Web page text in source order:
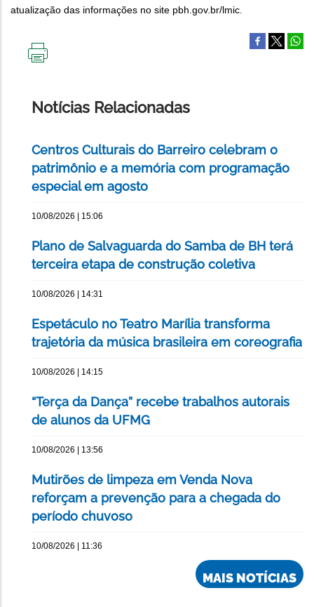
atualização das informações no site pbh.gov.br/lmic.
Notícias Relacionadas
Centros Culturais do Barreiro celebram o
patrimônio e a memória com programação
especial em agosto
10/08/2026 | 15:06
Plano de Salvaguarda do Samba de BH terá
terceira etapa de construção coletiva
10/08/2026 | 14:31
Espetáculo no Teatro Marília transforma
trajetória da música brasileira em coreografia
10/08/2026 | 14:15
“Terça da Dança” recebe trabalhos autorais
de alunos da UFMG
10/08/2026 | 13:56
Mutirões de limpeza em Venda Nova
reforçam a prevenção para a chegada do
período chuvoso
10/08/2026 | 11:36
MAIS NOTÍCIAS